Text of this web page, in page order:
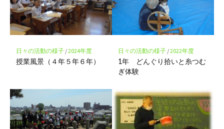
日々の活動の様子/2024年度
授業風景（４年５年６年）
日々の活動の様子/2022年度
1年 どんぐり拾いと糸つむ
ぎ体験